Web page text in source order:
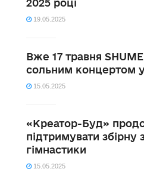
2025 році
19.05.2025
Вже 17 травня
сольним концертом
15.05.2025
«Креатор-Буд»
підтримувати збірну
гімнастики
15.05.2025